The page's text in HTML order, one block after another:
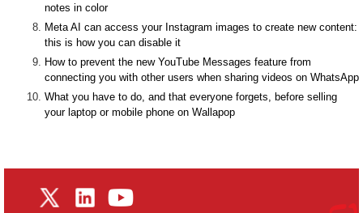
notes in color
Meta AI can access your Instagram images to create new content:
this is how you can disable it
How to prevent the new YouTube Messages feature from
connecting you with other users when sharing videos on WhatsApp
What you have to do, and that everyone forgets, before selling
your laptop or mobile phone on Wallapop